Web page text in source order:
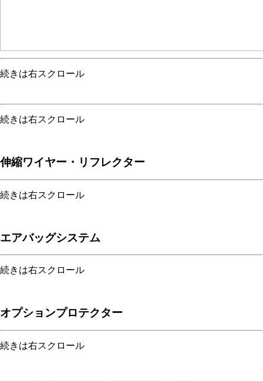
続きは右スクロール
続きは右スクロール
伸縮ワイヤー・リフレクター
続きは右スクロール
エアバッグシステム
続きは右スクロール
オプションプロテクター
続きは右スクロール